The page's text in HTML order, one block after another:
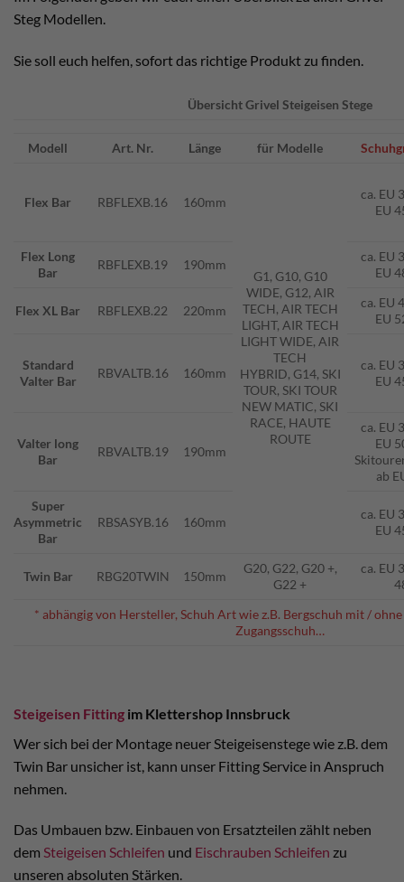
Steg Modellen.
Sie soll euch helfen, sofort das richtige Produkt zu finden.
Übersicht Grivel Steigeisen Stege
Modell Art. Nr. Länge für Modelle
Flex Bar RBFLEXB.16 160mm
G1, G10, G10
WIDE, G12, AIR
TECH, AIR TECH
LIGHT, AIR TECH
LIGHT WIDE, AIR
TECH
HYBRID, G14, SKI
TOUR, SKI TOUR
NEW MATIC, SKI
RACE, HAUTE
ROUTE
ca. EU
EU
Flex Long
Bar
RBFLEXB.19 190mm
ca. EU
EU
Flex XL Bar RBFLEXB.22 220mm
ca. EU
EU
Standard
Valter Bar
RBVALTB.16 160mm
ca. EU
EU
Valter long
Bar
RBVALTB.19 190mm
ca. EU
EU
ab
Super
Asymmetric
Bar
RBSASYB.16 160mm
ca. EU
EU
Twin Bar RBG20TWIN 150mm
G20, G22, G20 +,
G22 +
ca. EU
* abhängig von Hersteller, Schuh Art wie z.B. Bergschuh mit /
Zugangsschuh…
Steigeisen Fitting im Klettershop Innsbruck
Wer sich bei der Montage neuer Steigeisenstege wie z.B. dem
Twin Bar unsicher ist, kann unser Fitting Service in Anspruch
nehmen.
Das Umbauen bzw. Einbauen von Ersatzteilen zählt neben
dem Steigeisen Schleifen und Eischrauben Schleifen zu
unseren absoluten Stärken.